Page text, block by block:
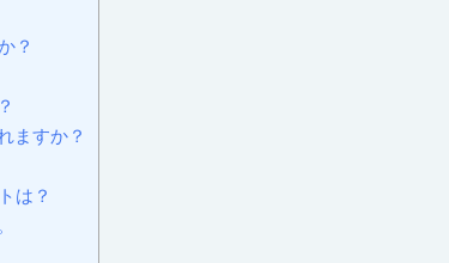
？
ますか？
は？